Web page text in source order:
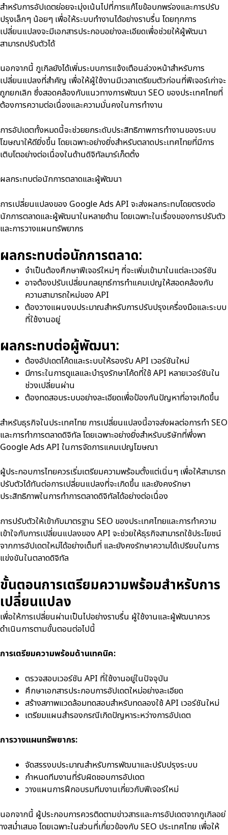
สำหรับการอัปเดตย่อยจะมุ่งเน้นไปที่การแก้ไขข้อบกพร่องและการปรับ
ปรุงเล็กๆ น้อยๆ เพื่อให้ระบบทำงานได้อย่างราบรื่น โดยทุกการ
เปลี่ยนแปลงจะมีเอกสารประกอบอย่างละเอียดเพื่อช่วยให้ผู้พัฒนา
สามารถปรับตัวได้
นอกจากนี้ กูเกิลยังได้เพิ่มระบบการแจ้งเตือนล่วงหน้าสำหรับการ
เปลี่ยนแปลงที่สำคัญ เพื่อให้ผู้ใช้งานมีเวลาเตรียมตัวก่อนที่ฟีเจอร์เก่าจะ
ถูกยกเลิก ซึ่งสอดคล้องกับแนวทางการพัฒนา SEO ของประเทศไทยที่
ต้องการความต่อเนื่องและความมั่นคงในการทำงาน
การอัปเดตทั้งหมดนี้จะช่วยยกระดับประสิทธิภาพการทำงานของระบบ
โฆษณาให้ดียิ่งขึ้น โดยเฉพาะอย่างยิ่งสำหรับตลาดประเทศไทยที่มีการ
เติบโตอย่างต่อเนื่องในด้านดิจิทัลมาร์เก็ตติ้ง
ผลกระทบต่อนักการตลาดและผู้พัฒนา
การเปลี่ยนแปลงของ Google Ads API จะส่งผลกระทบโดยตรงต่อ
นักการตลาดและผู้พัฒนาในหลายด้าน โดยเฉพาะในเรื่องของการปรับตัว
และการวางแผนทรัพยากร
ผลกระทบต่อนักการตลาด:
จำเป็นต้องศึกษาฟีเจอร์ใหม่ๆ ที่จะเพิ่มเข้ามาในแต่ละเวอร์ชัน
อาจต้องปรับเปลี่ยนกลยุทธ์การทำแคมเปญให้สอดคล้องกับ
ความสามารถใหม่ของ API
ต้องวางแผนงบประมาณสำหรับการปรับปรุงเครื่องมือและระบบ
ที่ใช้งานอยู่
ผลกระทบต่อผู้พัฒนา:
ต้องอัปเดตโค้ดและระบบให้รองรับ API เวอร์ชันใหม่
มีภาระในการดูแลและบำรุงรักษาโค้ดที่ใช้ API หลายเวอร์ชันใน
ช่วงเปลี่ยนผ่าน
ต้องทดสอบระบบอย่างละเอียดเพื่อป้องกันปัญหาที่อาจเกิดขึ้น
สำหรับธุรกิจในประเทศไทย การเปลี่ยนแปลงนี้อาจส่งผลต่อการทำ SEO
และการทำการตลาดดิจิทัล โดยเฉพาะอย่างยิ่งสำหรับบริษัทที่พึ่งพา
Google Ads API ในการจัดการแคมเปญโฆษณา
ผู้ประกอบการไทยควรเริ่มเตรียมความพร้อมตั้งแต่เนิ่นๆ เพื่อให้สามารถ
ปรับตัวได้ทันต่อการเปลี่ยนแปลงที่จะเกิดขึ้น และยังคงรักษา
ประสิทธิภาพในการทำการตลาดดิจิทัลได้อย่างต่อเนื่อง
การปรับตัวให้เข้ากับมาตรฐาน SEO ของประเทศไทยและการทำความ
เข้าใจกับการเปลี่ยนแปลงของ API จะช่วยให้ธุรกิจสามารถใช้ประโยชน์
จากการอัปเดตใหม่ได้อย่างเต็มที่ และยังคงรักษาความได้เปรียบในการ
แข่งขันในตลาดดิจิทัล
ขั้นตอนการเตรียมความพร้อมสำหรับการ
เปลี่ยนแปลง
เพื่อให้การเปลี่ยนผ่านเป็นไปอย่างราบรื่น ผู้ใช้งานและผู้พัฒนาควร
ดำเนินการตามขั้นตอนต่อไปนี้
การเตรียมความพร้อมด้านเทคนิค:
ตรวจสอบเวอร์ชัน API ที่ใช้งานอยู่ในปัจจุบัน
ศึกษาเอกสารประกอบการอัปเดตใหม่อย่างละเอียด
สร้างสภาพแวดล้อมทดสอบสำหรับทดลองใช้ API เวอร์ชันใหม่
เตรียมแผนสำรองกรณีเกิดปัญหาระหว่างการอัปเดต
การวางแผนทรัพยากร:
จัดสรรงบประมาณสำหรับการพัฒนาและปรับปรุงระบบ
กำหนดทีมงานที่รับผิดชอบการอัปเดต
วางแผนการฝึกอบรมทีมงานเกี่ยวกับฟีเจอร์ใหม่
นอกจากนี้ ผู้ประกอบการควรติดตามข่าวสารและการอัปเดตจากกูเกิลอย่
างสม่ำเสมอ โดยเฉพาะในส่วนที่เกี่ยวข้องกับ SEO ประเทศไทย เพื่อให้